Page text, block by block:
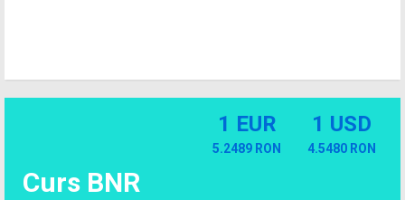
Curs BNR
1 EUR
5.2489 RON
1 USD
4.5480 RON